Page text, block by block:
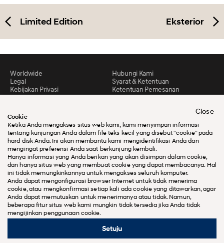
Cookie
Ketika Anda mengakses situs web kami, kami menyimpan informasi
tentang kunjungan Anda dalam file teks kecil yang disebut “cookie” pada
hard disk Anda. Ini akan membantu kami mengidentifikasi Anda dan
mengingat preferensi Anda saat berkunjung kembali.
Hanya informasi yang Anda berikan yang akan disimpan dalam cookie,
dan hanya situs web yang membuat cookie yang dapat membacanya. Hal
ini tidak memungkinkannya untuk mengakses seluruh komputer.
Anda dapat mengonfigurasi browser Internet untuk tidak menerima
cookie, atau mengkonfirmasi setiap kali ada cookie yang ditawarkan, agar
Anda dapat memutuskan untuk menerimanya atau tidak. Namun,
beberapa fitur situs web kami mungkin tidak tersedia jika Anda tidak
mengijinkan penggunaan cookie.
Setuju
Close
Limited Edition Eksterior
Worldwide
Hubungi Kami
Legal
Syarat & Ketentuan
Kebijakan Privasi
Ketentuan Pemesanan
Peta situs
@Hak Cipta 2026 Hyundai Motors
undang-undang.